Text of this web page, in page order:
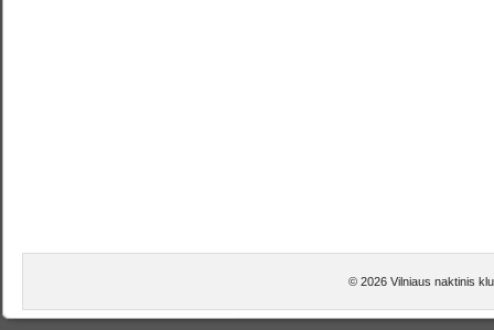
© 2026 Vilniaus naktinis